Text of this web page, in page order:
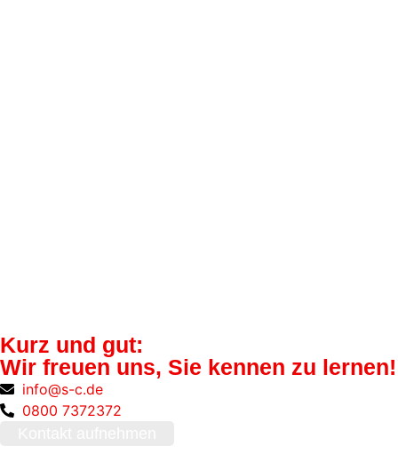
Kurz und gut:
Wir freuen uns, Sie kennen zu lernen!
info@s-c.de
0800 7372372